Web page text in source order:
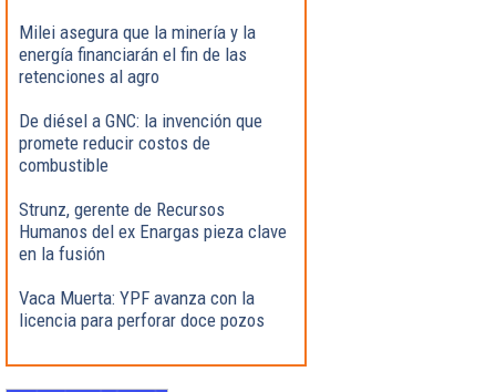
Milei asegura que la minería y la
energía financiarán el fin de las
retenciones al agro
De diésel a GNC: la invención que
promete reducir costos de
combustible
Strunz, gerente de Recursos
Humanos del ex Enargas pieza clave
en la fusión
Vaca Muerta: YPF avanza con la
licencia para perforar doce pozos